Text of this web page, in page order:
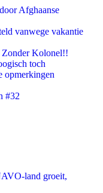
Afghaanse
vanwege vakantie
Kolonel!!
toch
opmerkingen
#32
land groeit,